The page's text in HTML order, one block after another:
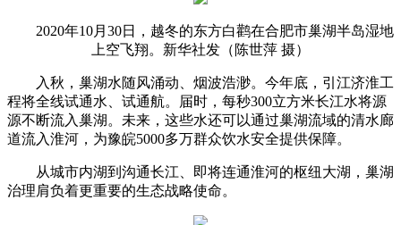
2020年10月30日，越冬的东方白鹳在合肥市巢湖半岛湿地
上空飞翔。新华社发（陈世萍 摄）
入秋，巢湖水随风涌动、烟波浩渺。今年底，引江济淮工
程将全线试通水、试通航。届时，每秒300立方米长江水将源
源不断流入巢湖。未来，这些水还可以通过巢湖流域的清水廊
道流入淮河，为豫皖5000多万群众饮水安全提供保障。
从城市内湖到沟通长江、即将连通淮河的枢纽大湖，巢湖
治理肩负着更重要的生态战略使命。